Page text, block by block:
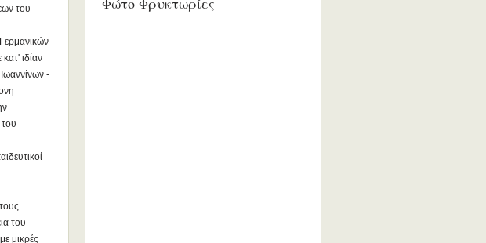
του
ιδίαν
-
του
μικρές